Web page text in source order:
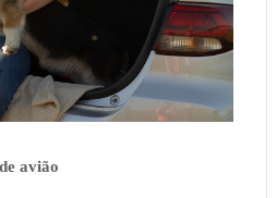
avião